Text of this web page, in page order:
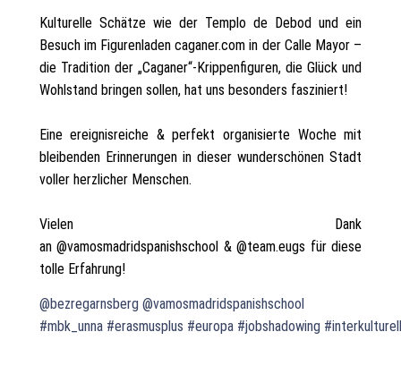
Kulturelle Schätze wie der Templo de Debod und ein
Besuch im Figurenladen caganer.com in der Calle Mayor –
die Tradition der „Caganer“-Krippenfiguren, die Glück und
Wohlstand bringen sollen, hat uns besonders fasziniert!
Eine ereignisreiche & perfekt organisierte Woche mit
bleibenden Erinnerungen in dieser wunderschönen Stadt
voller herzlicher Menschen.
Vielen Dank
an@vamosmadridspanishschool &@team.eugs für diese
tolle Erfahrung!
@bezregarnsberg @vamosmadridspanishschool
#mbk_unna #erasmusplus #europa #jobshadowing